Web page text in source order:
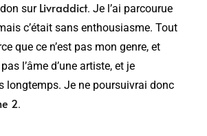
sur Livraddict. Je l’ai parcourue
c’était sans enthousiasme. Tout
que ce n’est pas mon genre, et
l’âme d’une artiste, et je
longtemps. Je ne poursuivrai donc
2.